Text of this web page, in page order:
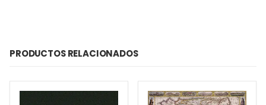
PRODUCTOS RELACIONADOS